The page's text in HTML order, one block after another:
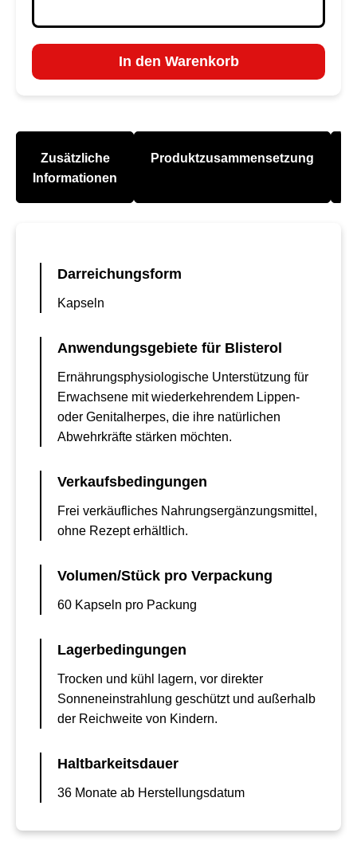
In den Warenkorb
Zusätzliche
Informationen
Produktzusammensetzung
Darreichungsform
Kapseln
Anwendungsgebiete für Blisterol
Ernährungsphysiologische Unterstützung für
Erwachsene mit wiederkehrendem Lippen-
oder Genitalherpes, die ihre natürlichen
Abwehrkräfte stärken möchten.
Verkaufsbedingungen
Frei verkäufliches Nahrungsergänzungsmittel,
ohne Rezept erhältlich.
Volumen/Stück pro Verpackung
60 Kapseln pro Packung
Lagerbedingungen
Trocken und kühl lagern, vor direkter
Sonneneinstrahlung geschützt und außerhalb
der Reichweite von Kindern.
Haltbarkeitsdauer
36 Monate ab Herstellungsdatum